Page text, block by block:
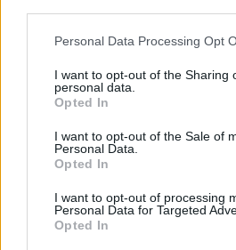
negar su consentimiento. Tenga en
de su consentimiento, pero usted
rechazar tal procesamiento. Sus
cualquier momento entrando de
visitando nuestra política de
Personal Data Processing Opt
I want to opt-out of the Sharing
personal data.
Opted In
I want to opt-out of the Sale of
Personal Data.
Opted In
I want to opt-out of processing
Personal Data for Targeted
Opted In